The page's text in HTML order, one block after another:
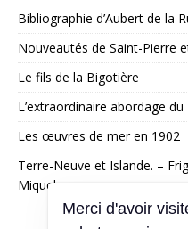
Bibliographie d’Aubert de la
Nouveautés de Saint-Pierre
Le fils de la Bigotière
L’extraordinaire abordage
Les œuvres de mer en 1902
Terre-Neuve et Islande. –
Miquelon
Merci d'avoir